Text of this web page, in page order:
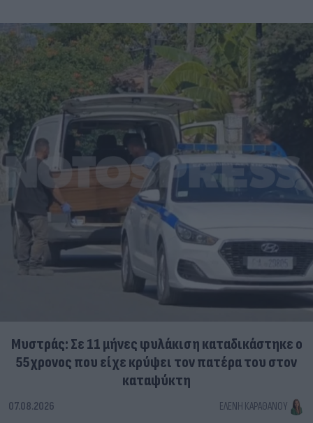
Μυστράς: Σε 11 μήνες φυλάκιση καταδικάστηκε ο
55χρονος που είχε κρύψει τον πατέρα του στον
καταψύκτη
07.08.2026 ΕΛΈΝΗ ΚΑΡΑΘΆΝΟΥ